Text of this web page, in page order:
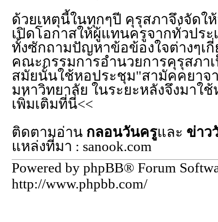
ด้วยเหตุนี้ในทุกๆปี คุรุสภาจึงจัด
เปิดโอกาสให้ผู้แทนครูจากทั่วปร
ทั้งซักถามปัญหาข้อข้องใจต่างๆเ
คณะกรรมการอำนวยการคุรุสภา
สมัยนั้นใช้หอประชุม"สามัคคยาจ
มหาวิทยาลัย ในระยะหลังจึงมาใ
เพิ่มเติมที่นี่<<
ติดตามอ่าน กลอนวันครูและ ข่าว
แหล่งที่มา : sanook.com
Powered by phpBB® Forum
http://www.phpbb.com/